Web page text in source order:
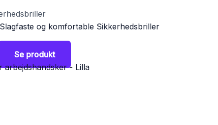
og komfortable Sikkerhedsbriller
Se produkt